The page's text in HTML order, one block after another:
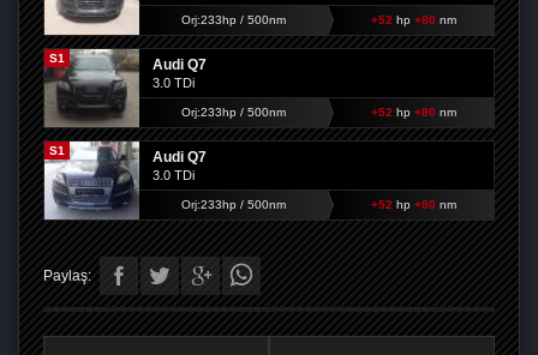
Orj:233hp / 500nm +52 hp +80 nm
S1 Audi Q7
3.0 TDi
Orj:233hp / 500nm +52 hp +80 nm
S1 Audi Q7
3.0 TDi
Orj:233hp / 500nm +52 hp +80 nm
Paylaş: